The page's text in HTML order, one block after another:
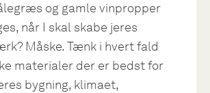
og gamle vinpropper
når I skal skabe jeres
Måske. Tænk i hvert fald
materialer der er bedst for
bygning, klimaet,